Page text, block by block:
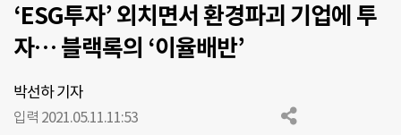
‘ESG투자’ 외치면서 환경파괴 기업에 투
자… 블랙록의 ‘이율배반’
박선하 기자
입력 2021.05.11.11:53